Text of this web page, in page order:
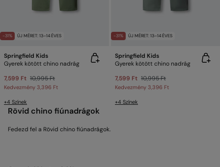
-31% ÚJ MÉRET: 13–14 ÉVES
Springfield Kids
Gyerek kötött chino nadrág
7,599 Ft 10,995 Ft
Kedvezmény 3,396 Ft
+4 Színek
-31% ÚJ MÉRET: 13–14 ÉVES
Springfield Kids
Gyerek kötött chino nadrág
7,599 Ft 10,995 Ft
Kedvezmény 3,396 Ft
+4 Színek
Rövid chino fiúnadrágok
Fedezd fel a Rövid chino fiúnadrágok.